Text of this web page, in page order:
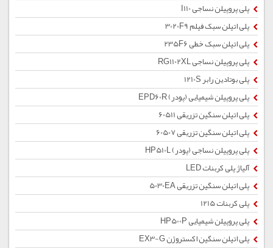
پلی پروپیلن نساجی I110
پلی اتیلن سبک فیلم 3020F9
پلی اتیلن سبک خطی 235F6
پلی پروپیلن نساجی RG1102XL
پلی بوتادین رابر 1210S
پلی پروپیلن شیمیایی (پودر) EPD60R
پلی اتیلن سنگین تزریقی 60511
پلی اتیلن سنگین تزریقی 60507
پلی پروپیلن نساجی (پودر) HP510L
آلیاژ پلی کربنات LED
پلی اتیلن سنگین تزریقی 5030EA
پلی کربنات 1215
پلی پروپیلن شیمیایی HP500P
پلی اتیلن سنگین اکستروژن EX3-G